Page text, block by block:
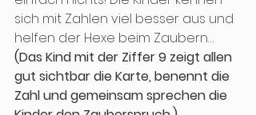
sich mit Zahlen viel besser aus und
helfen der Hexe beim Zaubern…
(Das Kind mit der Ziffer 9 zeigt allen
gut sichtbar die Karte, benennt die
Zahl und gemeinsam sprechen die